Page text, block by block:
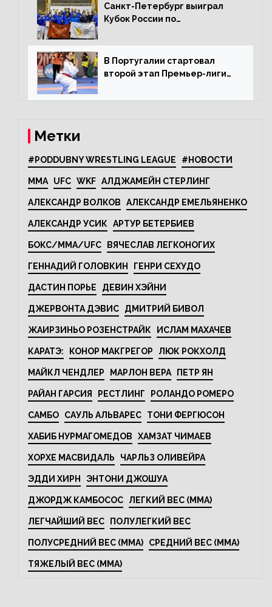
Санкт-Петербург выиграл
Кубок России по
В Португалии стартовал
второй этап Премьер-лиги
Метки
#PODDUBNY WRESTLING LEAGUE #НОВОСТИ
MMA UFC WKF АЛДЖАМЕЙН СТЕРЛИНГ
АЛЕКСАНДР ВОЛКОВ АЛЕКСАНДР ЕМЕЛЬЯНЕНКО
АЛЕКСАНДР УСИК АРТУР БЕТЕРБИЕВ
БОКС/MMA/UFC ВЯЧЕСЛАВ ЛЕГКОНОГИХ
ГЕННАДИЙ ГОЛОВКИН ГЕНРИ СЕХУДО
ДАСТИН ПОРЬЕ ДЕВИН ХЭЙНИ
ДЖЕРВОНТА ДЭВИС ДМИТРИЙ БИВОЛ
ЖАИРЗИНЬО РОЗЕНСТРАЙК ИСЛАМ МАХАЧЕВ
КАРАТЭ: КОНОР МАКГРЕГОР ЛЮК РОКХОЛД
МАЙКЛ ЧЕНДЛЕР МАРЛОН ВЕРА ПЕТР ЯН
РАЙАН ГАРСИЯ РЕСТЛИНГ РОЛАНДО РОМЕРО
САМБО САУЛЬ АЛЬВАРЕС ТОНИ ФЕРГЮСОН
ХАБИБ НУРМАГОМЕДОВ ХАМЗАТ ЧИМАЕВ
ХОРХЕ МАСВИДАЛЬ ЧАРЛЬЗ ОЛИВЕЙРА
ЭДДИ ХИРН ЭНТОНИ ДЖОШУА
ДЖОРДЖ КАМБОСОС ЛЕГКИЙ ВЕС (MMA)
ЛЕГЧАЙШИЙ ВЕС ПОЛУЛЕГКИЙ ВЕС
ПОЛУСРЕДНИЙ ВЕС (MMA) СРЕДНИЙ ВЕС (MMA)
ТЯЖЕЛЫЙ ВЕС (MMA)